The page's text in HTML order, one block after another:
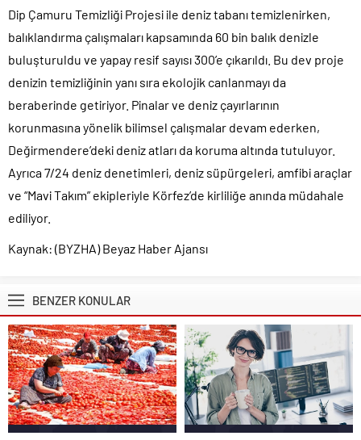
Dip Çamuru Temizliği Projesi ile deniz tabanı temizlenirken,
balıklandırma çalışmaları kapsamında 60 bin balık denizle
buluşturuldu ve yapay resif sayısı 300’e çıkarıldı. Bu dev proje
denizin temizliğinin yanı sıra ekolojik canlanmayı da
beraberinde getiriyor. Pinalar ve deniz çayırlarının
korunmasına yönelik bilimsel çalışmalar devam ederken,
Değirmendere’deki deniz atları da koruma altında tutuluyor.
Ayrıca 7/24 deniz denetimleri, deniz süpürgeleri, amfibi araçlar
ve “Mavi Takım” ekipleriyle Körfez’de kirliliğe anında müdahale
ediliyor.
Kaynak: (BYZHA) Beyaz Haber Ajansı
BENZER KONULAR